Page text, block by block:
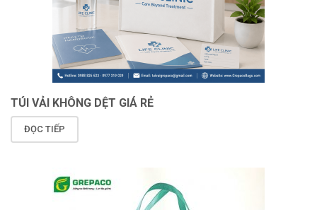
TÚI VẢI KHÔNG DỆT GIÁ RẺ
ĐỌC TIẾP